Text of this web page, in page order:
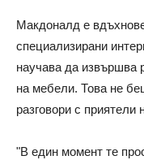
Макдоналд е
специализирани
научава да извършва
на мебели. Това не
разговори с приятели
"В един момент те